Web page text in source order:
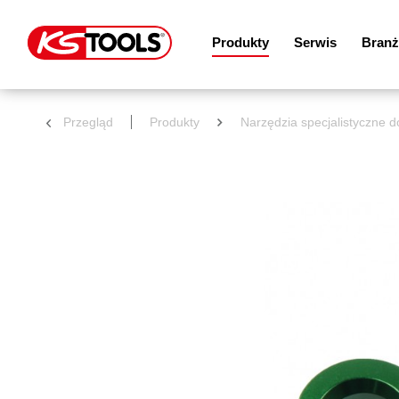
Produkty Serwis
Przegląd Produkty Narzędzia specjalistyczne